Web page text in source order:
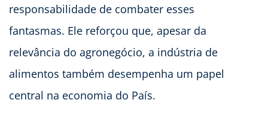
responsabilidade de combater esses
fantasmas. Ele reforçou que, apesar da
relevância do agronegócio, a indústria de
alimentos também desempenha um papel
central na economia do País.